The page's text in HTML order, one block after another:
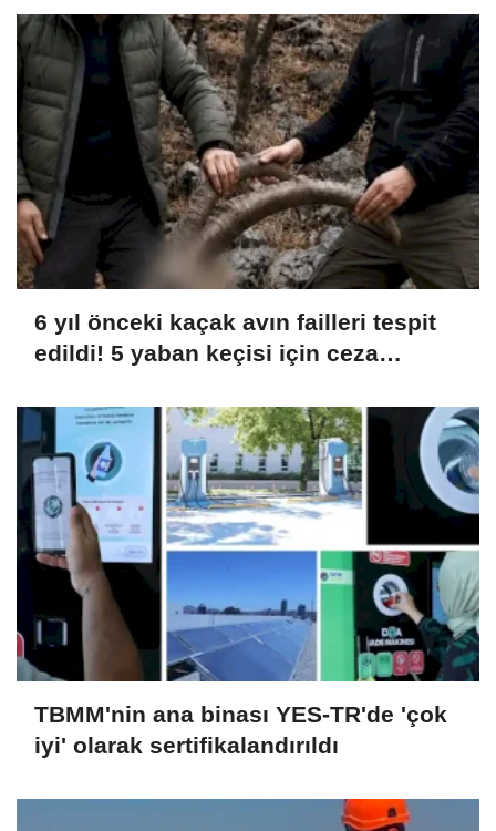
6 yıl önceki kaçak avın failleri tespit
edildi! 5 yaban keçisi için ceza
TBMM'nin ana binası YES-TR'de 'çok
iyi' olarak sertifikalandırıldı